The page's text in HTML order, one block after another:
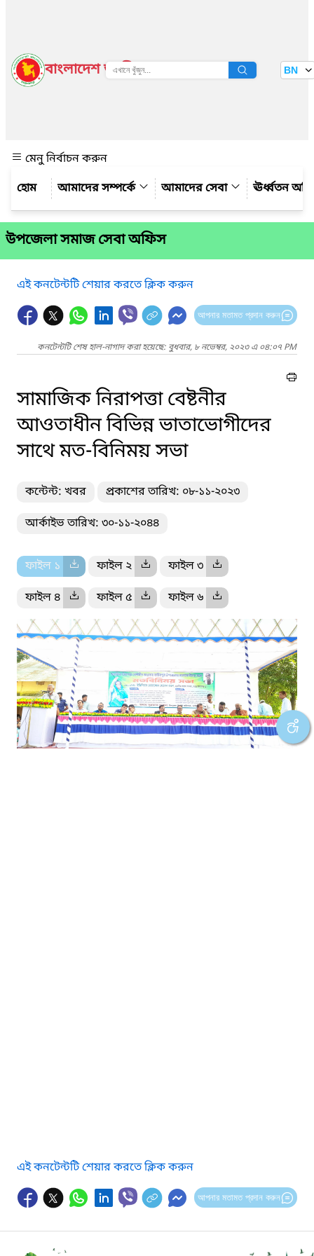
বাংলাদেশ জাতীয় তথ্য বাতায়ন BN
মেনু নির্বাচন করুন
আমাদের সম্পর্কে
আমাদের সেবা ঊর্ধ্বতন
উপজেলা সমাজ সেবা অফিস
এই কনটেন্টটি শেয়ার করতে ক্লিক করুন
আপনার মতামত প্রদান করুন
কনটেন্টটি শেষ হাল-নাগাদ করা হয়েছে: বুধবার, ৮ নভেম্বর, ২০২৩ এ ০৪:০৭ PM
সামাজিক নিরাপত্তা বেষ্টনীর
আওতাধীন বিভিন্ন ভাতাভোগীদের
সাথে মত-বিনিময় সভা
কন্টেন্ট: খবর প্রকাশের তারিখ: ০৮-১১-২০২৩
আর্কাইভ তারিখ: ৩০-১১-২০৪৪
ফাইল ১ ফাইল ২ ফাইল ৩
ফাইল ৪ ফাইল ৫ ফাইল ৬
এই কনটেন্টটি শেয়ার করতে ক্লিক করুন
আপনার মতামত প্রদান করুন